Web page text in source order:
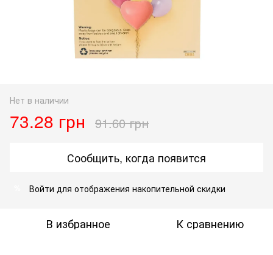
Нет в наличии
73.28 грн 91.60 грн
Сообщить, когда появится
Войти для отображения накопительной скидки
В избранное К сравнению